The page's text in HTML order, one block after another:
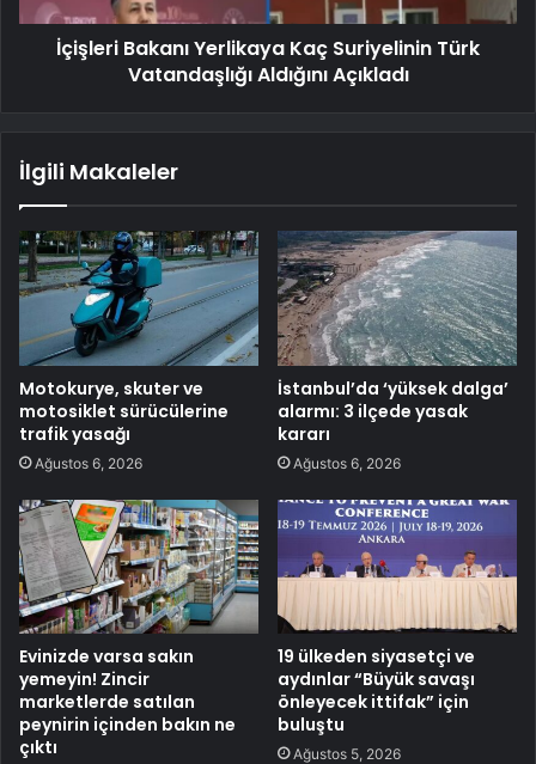
İçişleri Bakanı Yerlikaya Kaç Suriyelinin Türk
Vatandaşlığı Aldığını Açıkladı
İlgili Makaleler
Motokurye, skuter ve
motosiklet sürücülerine
trafik yasağı
Ağustos 6, 2026
İstanbul’da ‘yüksek dalga’
alarmı: 3 ilçede yasak
kararı
Ağustos 6, 2026
Evinizde varsa sakın
yemeyin! Zincir
marketlerde satılan
peynirin içinden bakın ne
çıktı
19 ülkeden siyasetçi ve
aydınlar “Büyük savaşı
önleyecek ittifak” için
buluştu
Ağustos 5, 2026